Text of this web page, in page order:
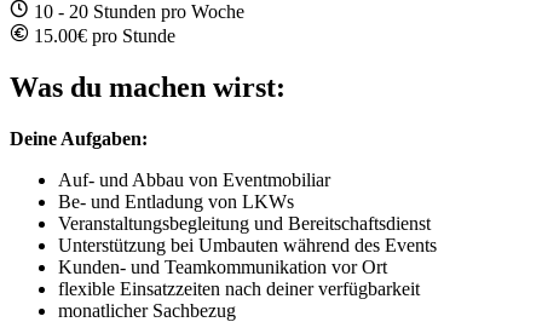
10 - 20 Stunden pro Woche
15.00€ pro Stunde
Was du machen wirst:
Deine Aufgaben:
Auf- und Abbau von Eventmobiliar
Be- und Entladung von LKWs
Veranstaltungsbegleitung und Bereitschaftsdienst
Unterstützung bei Umbauten während des Events
Kunden- und Teamkommunikation vor Ort
flexible Einsatzzeiten nach deiner verfügbarkeit
monatlicher Sachbezug